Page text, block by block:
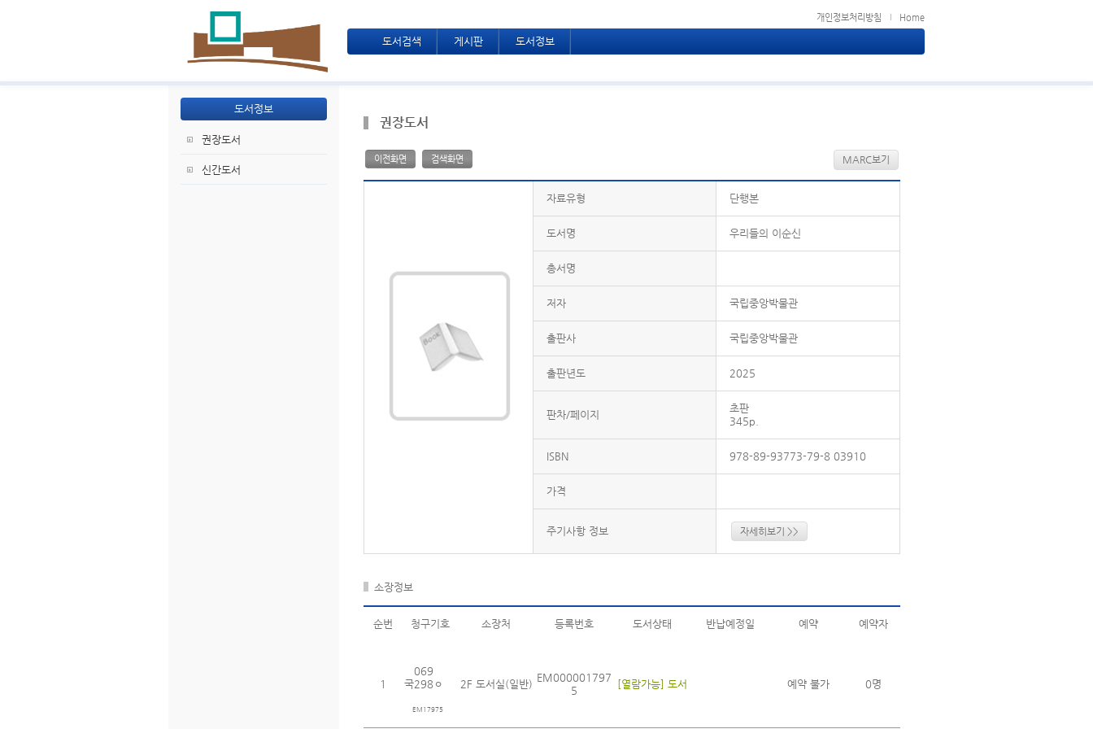
개인정보처리방침 Home
도서검색 게시판 도서정보
도서정보
권장도서
신간도서
권장도서
이전화면 검색화면 MARC보기
자료유형 단행본
도서명 우리들의 이순신
총서명
저자 국립중앙박물관
출판사 국립중앙박물관
출판년도 2025
판차/페이지
초판
345p.
ISBN 978-89-93773-79-8 03910
가격
주기사항 정보 자세히보기 >>
소장정보
순번 청구기호 소장처 등록번호 도서상태 반납예정일 예약 예약자
1
069
국298ㅇ
EM17975
2F 도서실(일반)
EM000001797
5
[열람가능] 도서 예약 불가 0명